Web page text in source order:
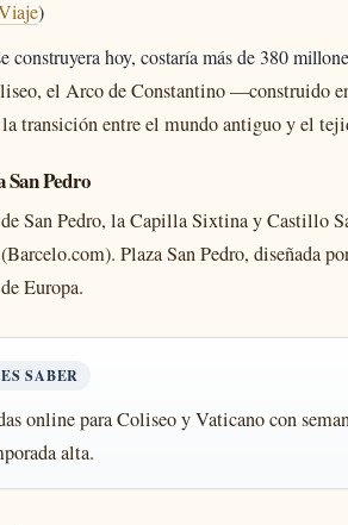
)
construyera hoy, costaría más de 380
el Arco de Constantino —construido
transición entre el mundo antiguo y el
San Pedro
San Pedro, la Capilla Sixtina y Castillo
Plaza San Pedro, diseñada
Europa.
SABER
online para Coliseo y Vaticano con
alta.